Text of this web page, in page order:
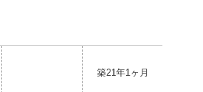
築21年1ヶ月